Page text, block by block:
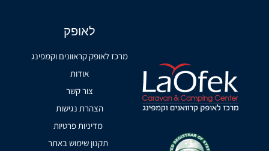
לאופק
מרכז לאופק קראוונים וקמפינג
אודות
צור קשר
הצהרת נגישות
מדיניות פרטיות
תקנון שימוש באתר